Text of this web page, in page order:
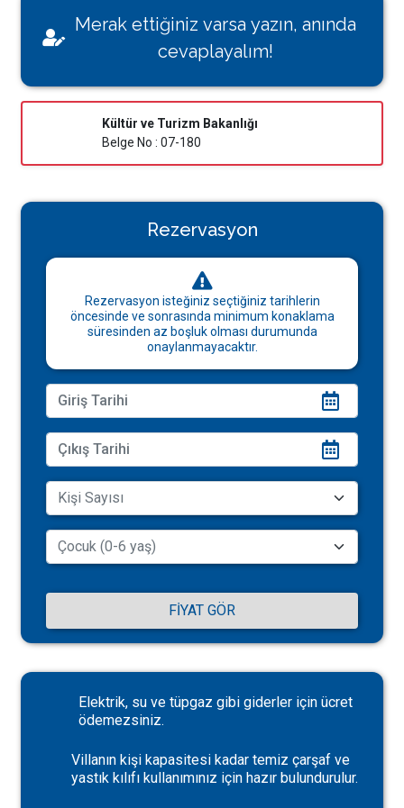
Merak ettiğiniz varsa yazın, anında
cevaplayalım!
Kültür ve Turizm Bakanlığı
Belge No : 07-180
Rezervasyon
Rezervasyon isteğiniz seçtiğiniz tarihlerin
öncesinde ve sonrasında minimum konaklama
süresinden az boşluk olması durumunda
onaylanmayacaktır.
FIYAT GÖR
Elektrik, su ve tüpgaz gibi giderler için ücret
ödemezsiniz.
Villanın kişi kapasitesi kadar temiz çarşaf ve
yastık kılıfı kullanımınız için hazır bulundurulur.